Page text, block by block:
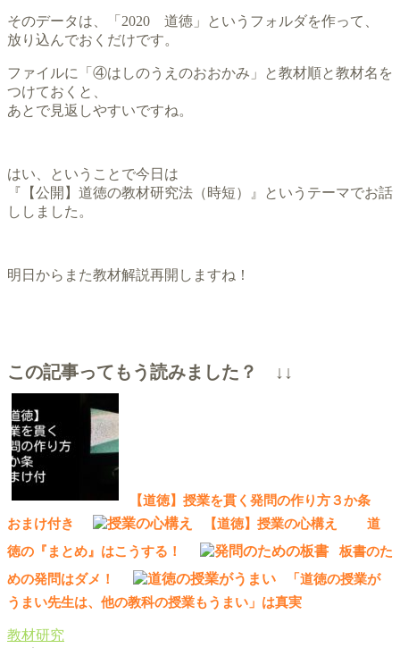
そのデータは、「2020 道徳」というフォルダを作って、
放り込んでおくだけです。
ファイルに「④はしのうえのおおかみ」と教材順と教材名を
つけておくと、
あとで見返しやすいですね。
はい、ということで今日は
『【公開】道徳の教材研究法（時短）』というテーマでお話
ししました。
明日からまた教材解説再開しますね！
この記事ってもう読みました？ ↓↓
【道徳】授業を貫く発問の作り方３か条
おまけ付き
【道徳】授業の心構え
道
徳の『まとめ』はこうする！
板書のた
めの発問はダメ！
「道徳の授業が
うまい先生は、他の教科の授業もうまい」は真実
教材研究